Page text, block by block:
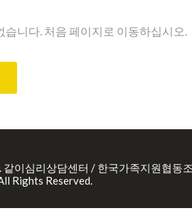
습니다. 처음 페이지로 이동하십시오.
이심리상담센터 / 한국가족지원협동
Rights Reserved.